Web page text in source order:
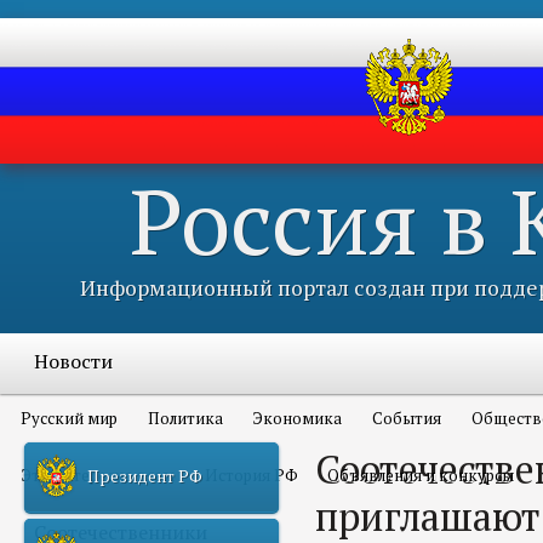
Россия в
Информационный портал создан при
Новости
Русский мир Политика Экономика События
Это интересно всем История РФ Объявления и конкурсы
Соотечественники
Президент РФ